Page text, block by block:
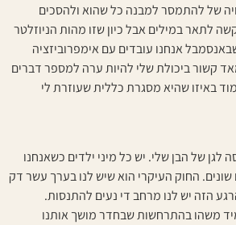
של להתמסר למבנה כל שהוא ולהסכים
לתאר במילים אבל כיון שזו מהות הניוזלטר
אנחנו עובדים עם אימפרוביזציה
קשור ביכולת שלי להיות ערה למספר דברים
באיזו שהיא מסגרת כללית שעוזרת לי
לגן של הבן שלי. יש כל מיני ילדים כשאנחנו
שונים. החוק העיקרי הוא שיש לנו בערך עשר דק
הזה יש לנו מרחב די נעים להתנסות.
משהו בהתרחשות שבחדר מושך אותנו